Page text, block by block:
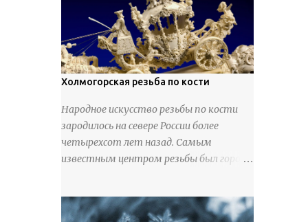
Холмогорская резьба по кости
Народное искусство резьбы по кости
зародилось на севере России более
четырехсот лет назад. Самым
известным центром резьбы был город
служили кости тюленей, рыб и моржей.